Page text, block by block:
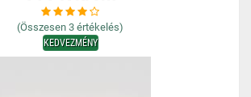
(Összesen 3 értékelés)
KEDVEZMÉNY